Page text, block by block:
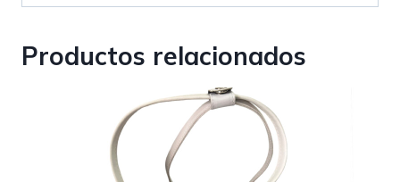
Productos relacionados